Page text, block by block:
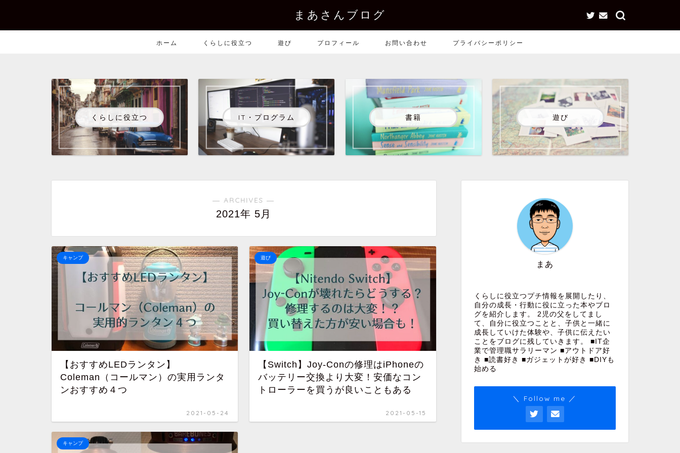
まあさんブログ
ホーム くらしに役立つ 遊び プロフィール お問い合わせ プライバシーポリシー
くらしに役立つ IT・プログラム 書籍 遊び
― ARCHIVES ―
2021年 5月
キャンプ
【おすすめLEDランタン】
Coleman（コールマン）の実用ランタ
ンおすすめ４つ
2021-05-24
遊び
【Switch】Joy-Conの修理はiPhoneの
バッテリー交換より大変！安価なコン
トローラーを買うが良いこともある
2021-05-15
キャンプ
まあ
くらしに役立つプチ情報を展開したり、
自分の成長・行動に役に立った本やブロ
グを紹介します。 2児の父をしてまし
て、自分に役立つことと、子供と一緒に
成長していけた体験や、子供に伝えたい
ことをブログに残していきます。 ■IT企
業で管理職サラリーマン ■アウトドア好
き ■読書好き ■ガジェットが好き ■DIYも
始める
＼ Follow me ／